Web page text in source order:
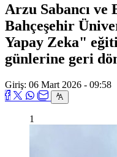
Arzu Sabancı ve
Bahçeşehir
Yapay Zeka"
günlerine geri
Giriş: 06 Mart 2026 - 09:58
1